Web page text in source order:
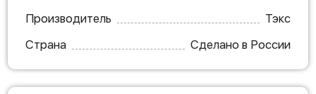
Производитель
Тэкс
Страна
Сделано в России